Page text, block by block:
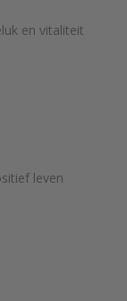
en vitaliteit
leven